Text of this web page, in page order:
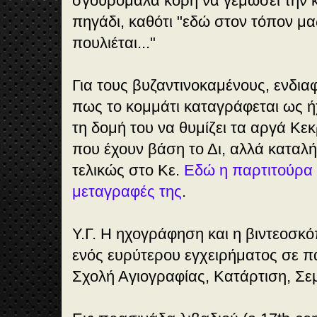
πηγάδι, καθότι "εδώ στον τόπον
πουλιέται..."
Για τους βυζαντινοκαμένους,
πως το κομμάτι καταγράφεται ως
τη δομή του να θυμίζει τα αργά
που έχουν βάση το Δι, αλλά
τελικώς στο Κε. Εδώ η παρτιτούρα
μεταγραφές της.
Υ.Γ. Η ηχογράφηση και η
ενός ευρύτερου εγχειρήματος σε
Σχολή Αγιογραφίας, Κατάρτιση,
3
Ει
ς
πρ
ασ
ιν
άδ
α
λι
βα
δι
ού
(a
17
th-
ce